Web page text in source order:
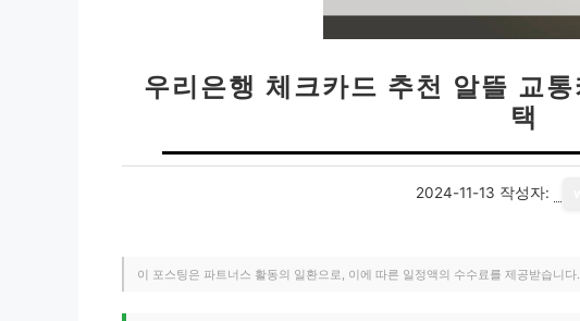
우리은행 체크카드 추천 알뜰 교
택
2024-11-13 작성자:
이 포스팅은 파트너스 활동의 일환으로, 이에 따른 일정액의 수수료를 제공받습니다.